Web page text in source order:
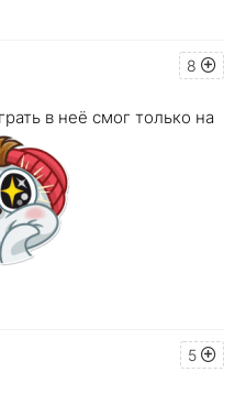
8
в неё смог только на
5